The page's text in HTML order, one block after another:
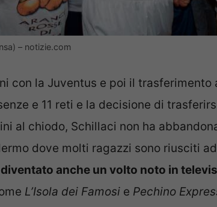
– notizie.com
con la Juventus e poi il trasferimento
e 11 reti e la decisione di
al chiodo, Schillaci non ha
dove molti ragazzi sono riusciti
anche un volto noto in
L’Isola dei Famosi e Pechino